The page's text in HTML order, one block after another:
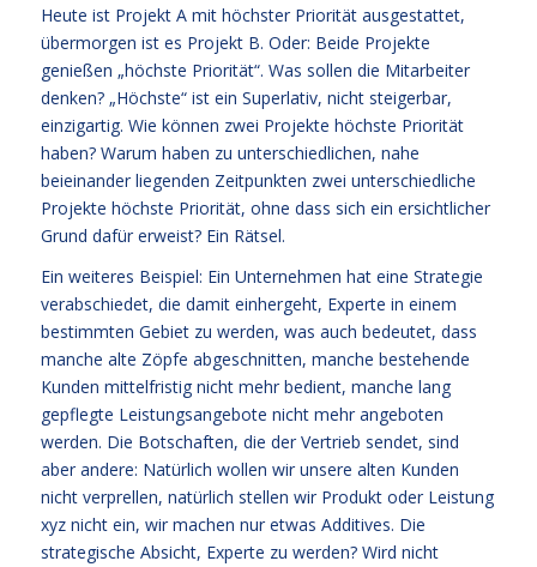
Heute ist Projekt A mit höchster Priorität ausgestattet,
übermorgen ist es Projekt B. Oder: Beide Projekte
genießen „höchste Priorität“. Was sollen die Mitarbeiter
denken? „Höchste“ ist ein Superlativ, nicht steigerbar,
einzigartig. Wie können zwei Projekte höchste Priorität
haben? Warum haben zu unterschiedlichen, nahe
beieinander liegenden Zeitpunkten zwei unterschiedliche
Projekte höchste Priorität, ohne dass sich ein ersichtlicher
Grund dafür erweist? Ein Rätsel.
Ein weiteres Beispiel: Ein Unternehmen hat eine Strategie
verabschiedet, die damit einhergeht, Experte in einem
bestimmten Gebiet zu werden, was auch bedeutet, dass
manche alte Zöpfe abgeschnitten, manche bestehende
Kunden mittelfristig nicht mehr bedient, manche lang
gepflegte Leistungsangebote nicht mehr angeboten
werden. Die Botschaften, die der Vertrieb sendet, sind
aber andere: Natürlich wollen wir unsere alten Kunden
nicht verprellen, natürlich stellen wir Produkt oder Leistung
xyz nicht ein, wir machen nur etwas Additives. Die
strategische Absicht, Experte zu werden? Wird nicht